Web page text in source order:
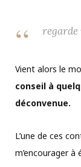
regarde
Vient alors le
conseil à
déconvenue.
L’une de ces
m’encourager à